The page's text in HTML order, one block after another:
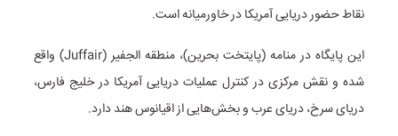
نقاط حضور دریایی آمریکا در خاورمیانه است.
این پایگاه در منامه (پایتخت بحرین)، منطقه الجفیر (Juffair) واقع
شده و نقش مرکزی در کنترل عملیات دریایی آمریکا در خلیج فارس،
دریای سرخ، دریای عرب و بخش‌هایی از اقیانوس هند دارد.